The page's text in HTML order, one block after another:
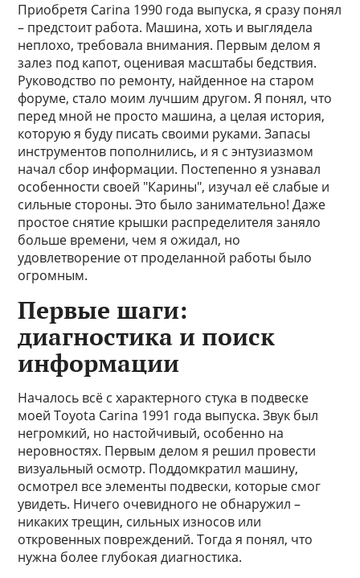
Приобретя Carina 1990 года выпуска, я сразу понял
– предстоит работа. Машина, хоть и выглядела
неплохо, требовала внимания. Первым делом я
залез под капот, оценивая масштабы бедствия.
Руководство по ремонту, найденное на старом
форуме, стало моим лучшим другом. Я понял, что
перед мной не просто машина, а целая история,
которую я буду писать своими руками. Запасы
инструментов пополнились, и я с энтузиазмом
начал сбор информации. Постепенно я узнавал
особенности своей "Карины", изучал её слабые и
сильные стороны. Это было занимательно! Даже
простое снятие крышки распределителя заняло
больше времени, чем я ожидал, но
удовлетворение от проделанной работы было
огромным.
Первые шаги:
диагностика и поиск
информации
Началось всё с характерного стука в подвеске
моей Toyota Carina 1991 года выпуска. Звук был
негромкий, но настойчивый, особенно на
неровностях. Первым делом я решил провести
визуальный осмотр. Поддомкратил машину,
осмотрел все элементы подвески, которые смог
увидеть. Ничего очевидного не обнаружил –
никаких трещин, сильных износов или
откровенных повреждений. Тогда я понял, что
нужна более глубокая диагностика.